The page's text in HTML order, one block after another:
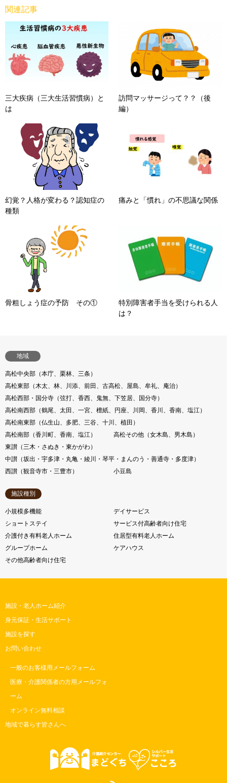
関連記事
三大疾病（三大生活習慣病）と
は
訪問マッサージって？？（後
編）
幻覚？人格が変わる？認知症の
種類
痛みと「慣れ」の不思議な関係
骨粗しょう症の予防 その①
特別障害者手当を受けられる人
は？
地域
高松中央部（本庁、栗林、三条）
高松東部（木太、林、川添、前田、古高松、屋島、牟礼、庵治）
高松西部・国分寺（弦打、香西、鬼無、下笠居、国分寺）
高松南西部（鶴尾、太田、一宮、檀紙、円座、川岡、香川、香南、塩江）
高松南東部（仏生山、多肥、三谷、十川、植田）
高松南部（香川町、香南、塩江）
高松その他（女木島、男木島）
東讃（三木・さぬき・東かがわ）
中讃（坂出・宇多津・丸亀・綾川・琴平・まんのう・善通寺・多度津）
西讃（観音寺市・三豊市）
小豆島
施設種別
小規模多機能
デイサービス
ショートステイ
サービス付高齢者向け住宅
介護付き有料老人ホーム
住居型有料老人ホーム
グループホーム
ケアハウス
その他高齢者向け住宅
施設・老人ホーム紹介
身元保証・生活サポート
施設を探す
お問い合わせ
一般のお客様用メールフォーム
医療・介護関係者の方用メールフォ
ーム
オンライン無料相談
地域で暮らす皆さんへ